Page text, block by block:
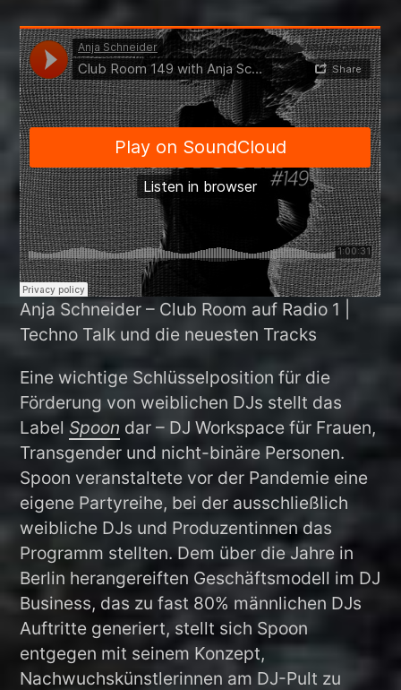
Anja Schneider – Club Room auf Radio 1 |
Techno Talk und die neuesten Tracks
Eine wichtige Schlüsselposition für die
Förderung von weiblichen DJs stellt das
LabelSpoon dar – DJ Workspace für Frauen,
Transgender und nicht-binäre Personen.
Spoon veranstaltete vor der Pandemie eine
eigene Partyreihe, bei der ausschließlich
weibliche DJs und Produzentinnen das
Programm stellten. Dem über die Jahre in
Berlin herangereiften Geschäftsmodell im DJ
Business, das zu fast 80% männlichen DJs
Auftritte generiert, stellt sich Spoon
entgegen mit seinem Konzept,
Nachwuchskünstlerinnen am DJ-Pult zu